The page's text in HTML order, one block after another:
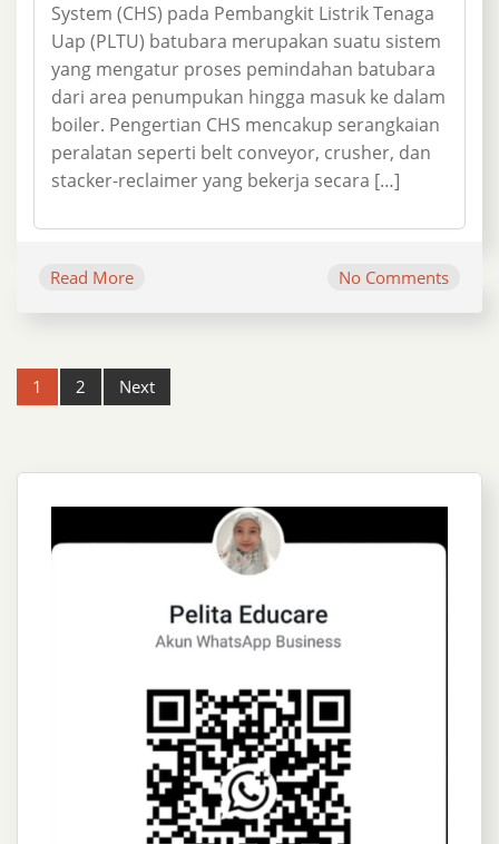
System (CHS) pada Pembangkit Listrik Tenaga
Uap (PLTU) batubara merupakan suatu sistem
yang mengatur proses pemindahan batubara
dari area penumpukan hingga masuk ke dalam
boiler. Pengertian CHS mencakup serangkaian
peralatan seperti belt conveyor, crusher, dan
stacker-reclaimer yang bekerja secara […]
Read More No Comments
Post
1 2 Next